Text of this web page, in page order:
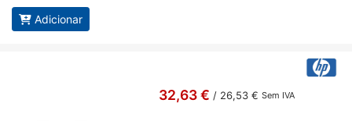
Adicionar
32,63 € / 26,53 € Sem IVA